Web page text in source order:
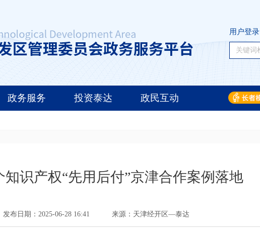
用户登录
政务服务 投资泰达 政民互动
知识产权“先用后付”京津合作案例落地
发布日期：2025-06-28 16:41
来源：天津经开区—泰达